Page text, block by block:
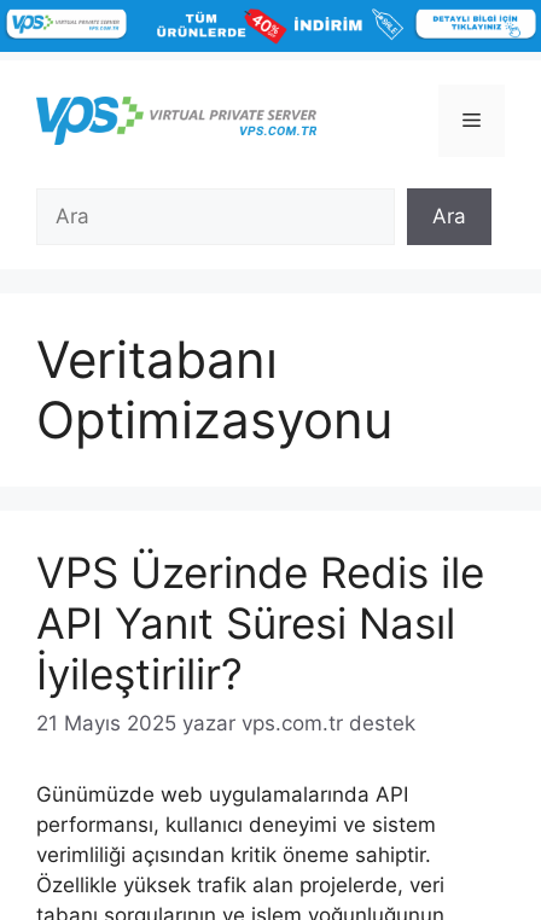
İçeriğe
atla
Menü
Ara
Veritabanı
Optimizasyonu
VPS Üzerinde Redis ile
API Yanıt Süresi Nasıl
İyileştirilir?
21 Mayıs 2025 yazar vps.com.tr destek
Günümüzde web uygulamalarında API
performansı, kullanıcı deneyimi ve sistem
verimliliği açısından kritik öneme sahiptir.
Özellikle yüksek trafik alan projelerde, veri